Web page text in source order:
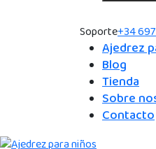
Soporte+34
Ajedrez
Blog
Tienda
Sobre
Contacto